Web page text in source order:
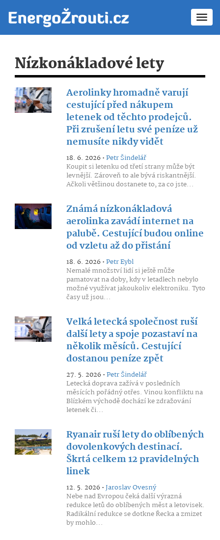
Nízkonákladové lety
Aerolinky hromadně varují
cestující před nákupem
letenek od těchto prodejců.
Při zrušení letu své peníze už
nemusíte nikdy vidět
18. 6. 2026 •Petr Šindelář
Koupit si letenku od třetí strany může být
levnější. Zároveň to ale bývá riskantnější.
Ačkoli většinou dostanete to, za co jste...
Známá nízkonákladová
aerolinka zavádí internet na
palubě. Cestující budou online
od vzletu až do přistání
18. 6. 2026 •Petr Eybl
Nemalé množství lidí si ještě může
pamatovat na doby, kdy v letadlech nebylo
možné využívat jakoukoliv elektroniku. Tyto
časy už jsou...
Velká letecká společnost ruší
další lety a spoje pozastaví na
několik měsíců. Cestující
dostanou peníze zpět
27. 5. 2026 •Petr Šindelář
Letecká doprava zažívá v posledních
měsících pořádný otřes. Vinou konfliktu na
Blízkém východě dochází ke zdražování
letenek či...
Ryanair ruší lety do oblíbených
dovolenkových destinací.
Škrtá celkem 12 pravidelných
linek
12. 5. 2026 •Jaroslav Ovesný
Nebe nad Evropou čeká další výrazná
redukce letů do oblíbených měst a letovisek.
Radikální redukce se dotkne Řecka a zmizet
by mohlo...